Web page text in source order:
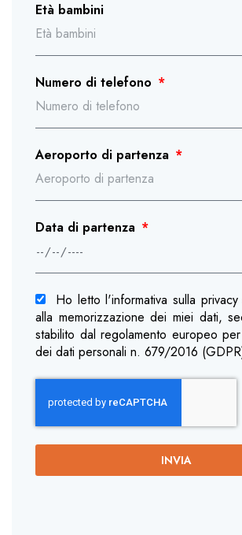
Età bambini
Numero di telefono
Aeroporto di partenza
Data di partenza
Ho letto l'informativa sulla
alla memorizzazione dei miei dati,
stabilito dal regolamento europeo
dei dati personali n. 679/2016
INVIA